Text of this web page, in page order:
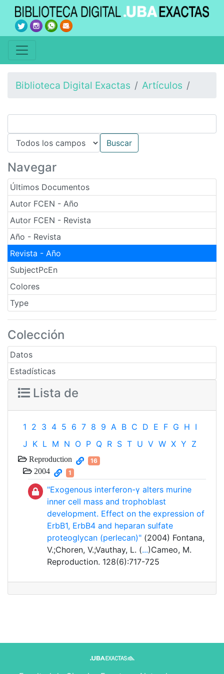
Biblioteca Digital Exactas Artículos
Navegar
Últimos Documentos
Autor FCEN - Año
Autor FCEN - Revista
Año - Revista
Revista - Año
SubjectPcEn
Colores
Type
Colección
Datos
Estadísticas
Lista de
1 2 3 4 5 6 7 8 9 A B C D E F G H I
J K L M N O P Q R S T U V W X Y Z
Reproduction 16
2004 1
"Exogenous interferon-γ alters murine
inner cell mass and trophoblast
development. Effect on the expression of
ErbB1, ErbB4 and heparan sulfate
proteoglycan (perlecan)" (2004) Fontana,
V.;Choren, V.;Vauthay, L. (...)Cameo, M.
Reproduction. 128(6):717-725